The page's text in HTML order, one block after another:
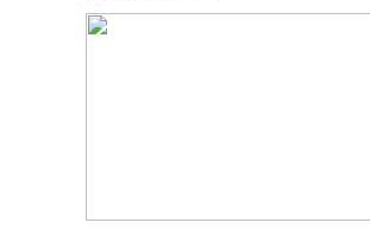
新顶流，打造极致团队才能提供极